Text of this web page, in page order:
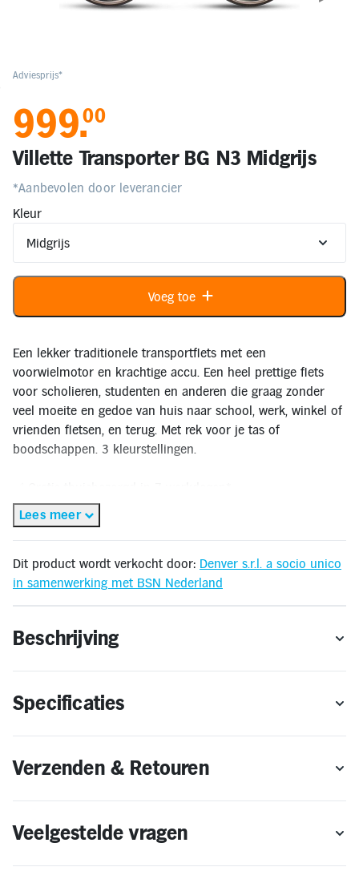
Kids en Baby
Persoonlijke verzorging
Onderweg en Reizen
Sport, Spel en Bewegen
Mijn
account
Inloggen
Toegankelijkheid
Verbeter
leesbaarheid
door
het
kleurcontrast
Villette Transporter BG N3 Midgrijs
*Aanbevolen door leverancier
Kleur
999.00
Adviesprijs*
Voeg toe
Een lekker traditionele transportfiets met een
voorwielmotor en krachtige accu. Een heel prettige fiets
voor scholieren, studenten en anderen die graag zonder
veel moeite en gedoe van huis naar school, werk, winkel of
vrienden fietsen, en terug. Met rek voor je tas of
boodschappen. 3 kleurstellingen.
✅ Gratis retourneren binnen 14 dagen**
🔔 OP = OP
voor levering buiten Nederland en Vlaanderen is niet mogelijk.
** Retourneren kan alleen wanneer het product voldoet aan de
retourvoorwaarden.
Lees meer
Dit product wordt verkocht door: Denver s.r.l. a socio unico
in samenwerking met BSN Nederland
Beschrijving
Specificaties
Verzenden & Retouren
Veelgestelde vragen